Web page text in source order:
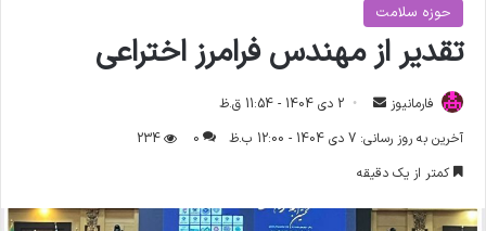
حوزه سلامت
تقدیر از مهندس فرامرز اختراعی
فارمانیوز
ا
ل
2 دی 1404 - 11:54 ق.ظ
آخرین به روز رسانی: 7 دی 1404 - 12:00 ب.ظ
0
234
کمتر از یک دقیقه